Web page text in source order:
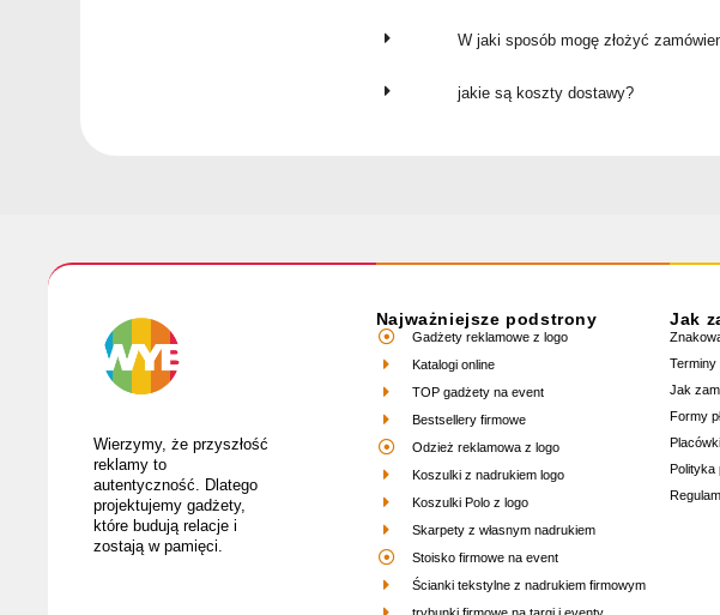
W jaki sposób mogę złożyć
jakie są koszty dostawy?
Wierzymy, że przyszłość
reklamy to
autentyczność. Dlatego
projektujemy gadżety,
które budują relacje i
zostają w pamięci.
Najważniejsze podstrony
Gadżety reklamowe z logo
Katalogi online
TOP gadżety na event
Bestsellery firmowe
Odzież reklamowa z logo
Koszulki z nadrukiem logo
Koszulki Polo z logo
Skarpety z własnym nadrukiem
Stoisko firmowe na event
Ścianki tekstylne z nadrukiem firmowym
Jak
Terminy
Jak
Formy
Polityka